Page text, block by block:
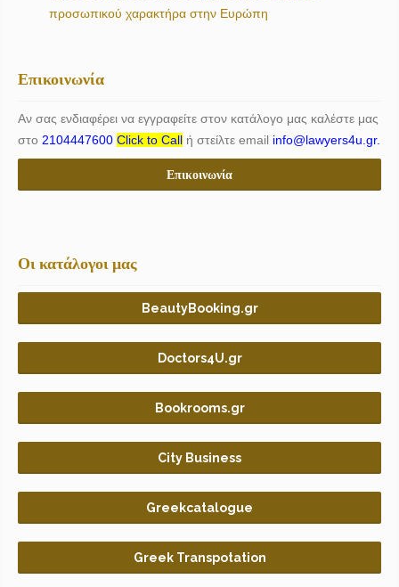
προσωπικού χαρακτήρα στην Ευρώπη
Επικοινωνία
Αν σας ενδιαφέρει να εγγραφείτε στον κατάλογο μας καλέστε μας
στο 2104447600 Click to Call ή στείλτε email info@lawyers4u.gr.
Επικοινωνία
Οι κατάλογοι μας
BeautyBooking.gr
Doctors4U.gr
Bookrooms.gr
City Business
Greekcatalogue
Greek Transpotation